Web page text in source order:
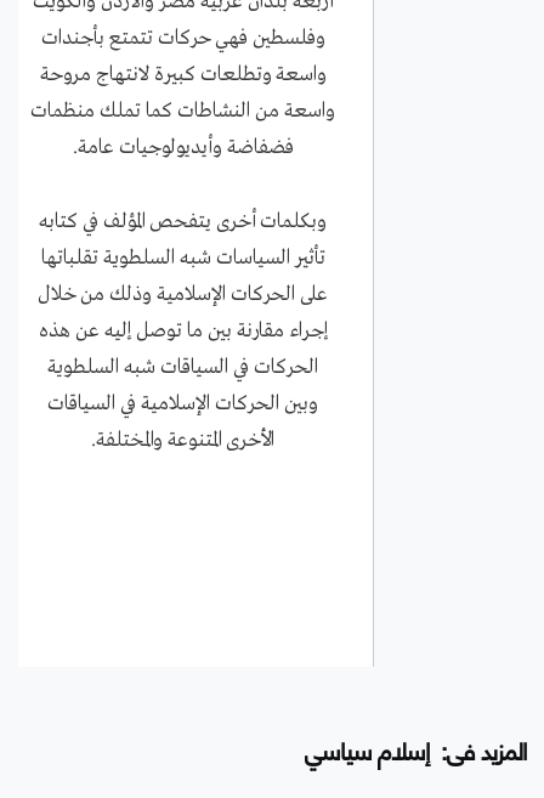
وفلسطين فهي حركات تتمتع بأجندات
واسعة وتطلعات كبيرة لانتهاج مروحة
واسعة من النشاطات كما تملك منظمات
فضفاضة وأيديولوجيات عامة.
وبكلمات أخرى يتفحص المؤلف في كتابه
تأثير السياسات شبه السلطوية تقلباتها
على الحركات الإسلامية وذلك من خلال
إجراء مقارنة بين ما توصل إليه عن هذه
الحركات في السياقات شبه السلطوية
وبين الحركات الإسلامية في السياقات
الأخرى المتنوعة والمختلفة.
المزيد فى: إسلام سياسي